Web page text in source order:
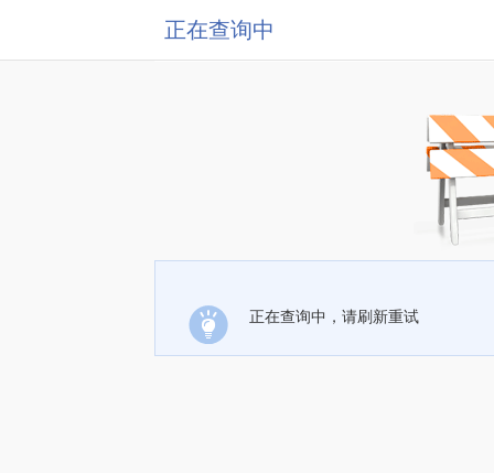
正在查询中
正在查询中，请刷新重试